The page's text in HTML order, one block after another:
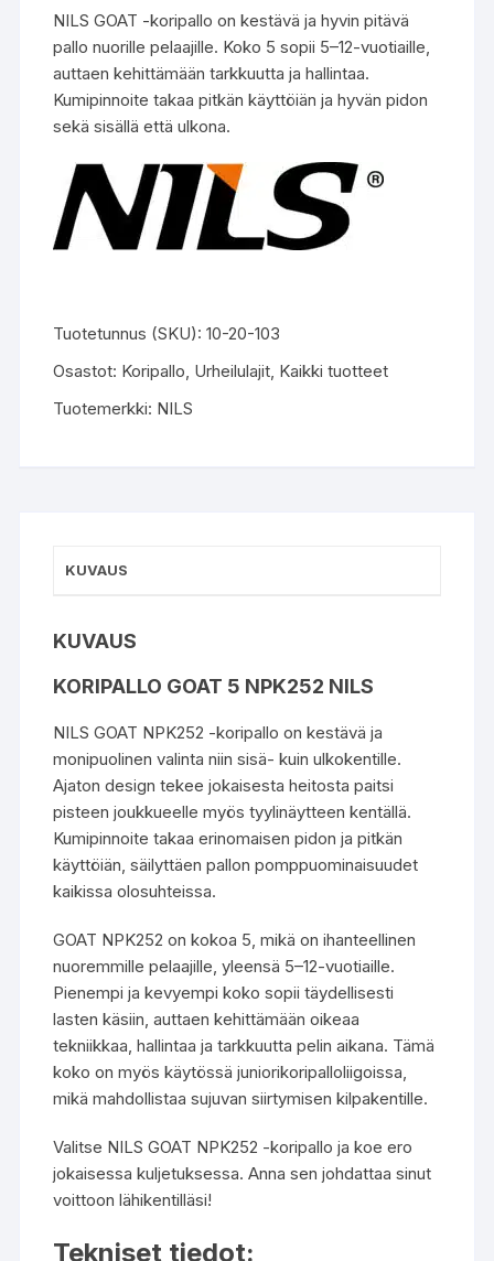
NILS GOAT -koripallo on kestävä ja hyvin pitävä
pallo nuorille pelaajille. Koko 5 sopii 5–12-vuotiaille,
auttaen kehittämään tarkkuutta ja hallintaa.
Kumipinnoite takaa pitkän käyttöiän ja hyvän pidon
sekä sisällä että ulkona.
Tuotetunnus (SKU):10-20-103
Osastot: Koripallo, Urheilulajit, Kaikki tuotteet
Tuotemerkki: NILS
KUVAUS
KUVAUS
KORIPALLO GOAT 5 NPK252 NILS
NILS GOAT NPK252 -koripallo on kestävä ja
monipuolinen valinta niin sisä- kuin ulkokentille.
Ajaton design tekee jokaisesta heitosta paitsi
pisteen joukkueelle myös tyylinäytteen kentällä.
Kumipinnoite takaa erinomaisen pidon ja pitkän
käyttöiän, säilyttäen pallon pomppuominaisuudet
kaikissa olosuhteissa.
GOAT NPK252 on kokoa 5, mikä on ihanteellinen
nuoremmille pelaajille, yleensä 5–12-vuotiaille.
Pienempi ja kevyempi koko sopii täydellisesti
lasten käsiin, auttaen kehittämään oikeaa
tekniikkaa, hallintaa ja tarkkuutta pelin aikana. Tämä
koko on myös käytössä juniorikoripalloliigoissa,
mikä mahdollistaa sujuvan siirtymisen kilpakentille.
Valitse NILS GOAT NPK252 -koripallo ja koe ero
jokaisessa kuljetuksessa. Anna sen johdattaa sinut
voittoon lähikentilläsi!
Tekniset tiedot: